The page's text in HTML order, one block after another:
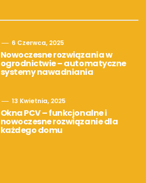
6 Czerwca, 2025
Nowoczesne rozwiązania w
ogrodnictwie – automatyczne
systemy nawadniania
13 Kwietnia, 2025
Okna PCV – funkcjonalne i
nowoczesne rozwiązanie dla
każdego domu